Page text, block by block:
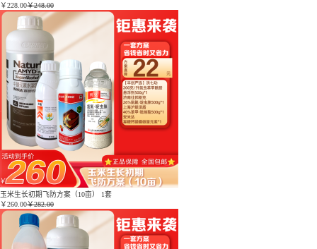
￥228.00￥248.00
玉米生长初期飞防方案（10亩） 1套
￥260.00￥282.00